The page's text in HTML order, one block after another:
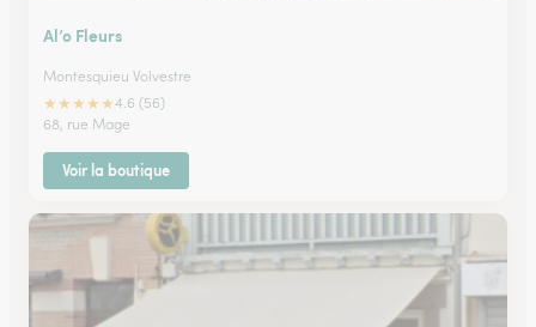
Al’o Fleurs
Montesquieu Volvestre
★★★★★4.6 (56)
68, rue Mage
Voir la boutique